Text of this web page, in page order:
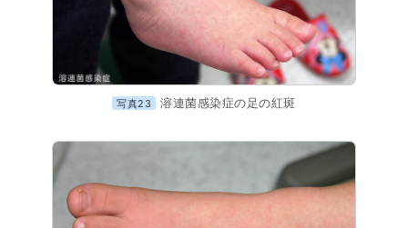
写真23 溶連菌感染症の足の紅斑